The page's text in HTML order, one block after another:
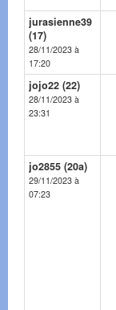
jurasienne39
(17)
28/11/2023 à
17:20
jojo22 (22)
28/11/2023 à
23:31
jo2855 (20a)
29/11/2023 à
07:23